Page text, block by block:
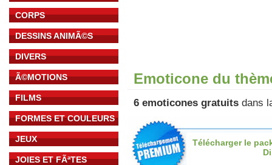
CORPS
DESSINS ANIMÃ©S
DIVERS
Ã©MOTIONS
FILMS
FORMES ET COULEURS
JEUX
JOIES ET FÃªTES
Emoticone du
6 emoticones gratuits dans
Télécharger le